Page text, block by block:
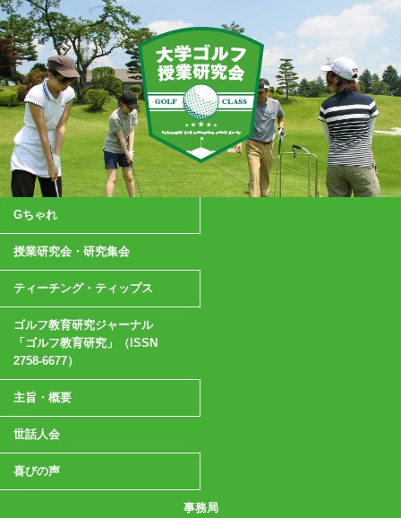
Gちゃれ
授業研究会・研究集会
ティーチング・ティップス
ゴルフ教育研究ジャーナル
「ゴルフ教育研究」（ISSN
2758-6677）
主旨・概要
世話人会
喜びの声
事務局